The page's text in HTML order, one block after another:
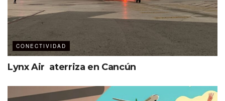
CONECTIVIDAD
Lynx Air aterriza en Cancún